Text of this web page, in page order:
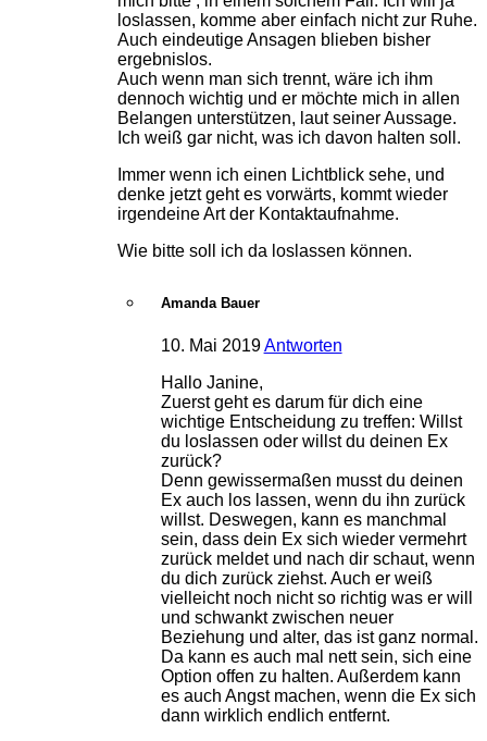
loslassen, komme aber einfach nicht zur Ruhe.
Auch eindeutige Ansagen blieben bisher
ergebnislos.
Auch wenn man sich trennt, wäre ich ihm
dennoch wichtig und er möchte mich in allen
Belangen unterstützen, laut seiner Aussage.
Ich weiß gar nicht, was ich davon halten soll.
Immer wenn ich einen Lichtblick sehe, und
denke jetzt geht es vorwärts, kommt wieder
irgendeine Art der Kontaktaufnahme.
Wie bitte soll ich da loslassen können.
Amanda Bauer
10. Mai 2019 Antworten
Hallo Janine,
Zuerst geht es darum für dich eine
wichtige Entscheidung zu treffen: Willst
du loslassen oder willst du deinen Ex
zurück?
Denn gewissermaßen musst du deinen
Ex auch los lassen, wenn du ihn zurück
willst. Deswegen, kann es manchmal
sein, dass dein Ex sich wieder vermehrt
zurück meldet und nach dir schaut, wenn
du dich zurück ziehst. Auch er weiß
vielleicht noch nicht so richtig was er will
und schwankt zwischen neuer
Beziehung und alter, das ist ganz normal.
Da kann es auch mal nett sein, sich eine
Option offen zu halten. Außerdem kann
es auch Angst machen, wenn die Ex sich
dann wirklich endlich entfernt.